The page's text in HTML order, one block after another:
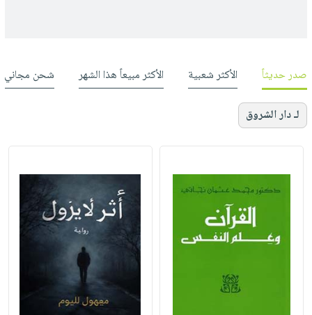
صدر حديثاً الأكثر شعبية الأكثر مبيعاً هذا الشهر شحن مجاني
لـ دار الشروق